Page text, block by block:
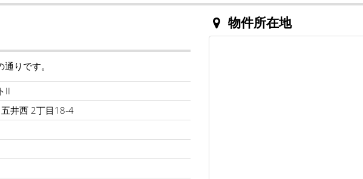
りです。
II
井西 2丁目18-4
物件所在地